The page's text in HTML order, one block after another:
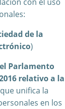
de la
)
Parlamento
relativo a la
unifica la
en los